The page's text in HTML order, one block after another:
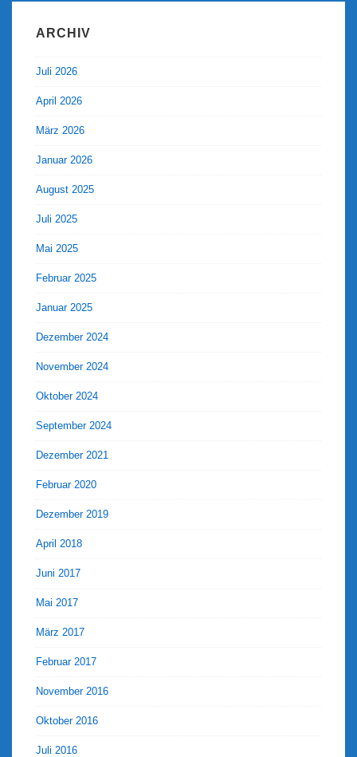
ARCHIV
Juli 2026
April 2026
März 2026
Januar 2026
August 2025
Juli 2025
Mai 2025
Februar 2025
Januar 2025
Dezember 2024
November 2024
Oktober 2024
September 2024
Dezember 2021
Februar 2020
Dezember 2019
April 2018
Juni 2017
Mai 2017
März 2017
Februar 2017
November 2016
Oktober 2016
Juli 2016